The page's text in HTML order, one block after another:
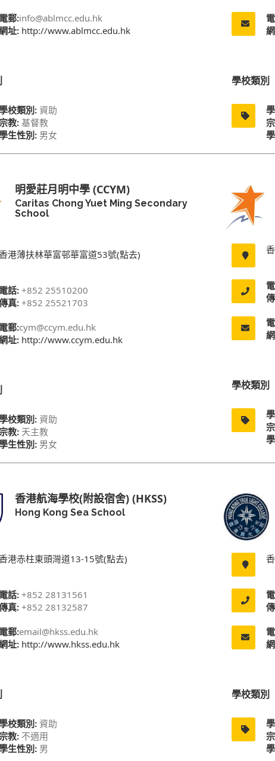
郵:info@ablmcc.edu.hk
址: http://www.ablmcc.edu.hk
校類別: 資助
教: 基督教
生性別: 男女
學校類別
明愛莊月明中學 (CCYM)
Caritas Chong Yuet Ming Secondary
School
港薄扶林華富邨華富道53號(點去)
話: +852 25510200
真: +852 25521703
郵:cym@ccym.edu.hk
址: http://www.ccym.edu.hk
校類別: 資助
教: 天主教
生性別: 男女
學校類別
香港航海學校(附設宿舍) (HKSS)
Hong Kong Sea School
港赤柱東頭灣道13-15號(點去)
話: +852 28131561
真: +852 28132587
郵:email@hkss.edu.hk
址: http://www.hkss.edu.hk
校類別: 資助
教: 不適用
生性別: 男
學校類別